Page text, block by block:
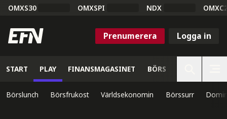
OMXS30 OMXSPI NDX
Prenumerera Logga in
START PLAY FINANSMAGASINET BÖRS
Börslunch Börsfrukost Världsekonomin Börssurr